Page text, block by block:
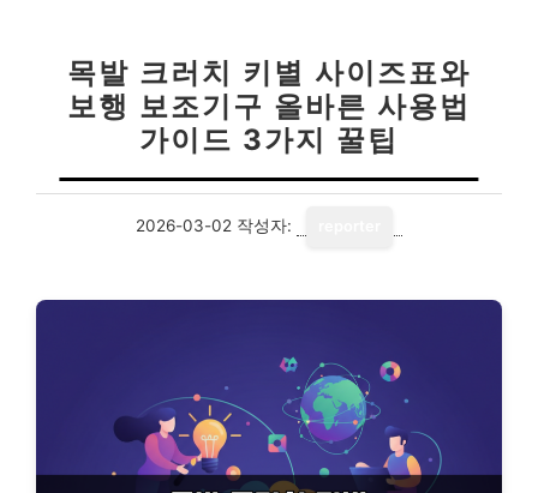
목발 크러치 키별 사이즈표와
보행 보조기구 올바른 사용법
가이드 3가지 꿀팁
2026-03-02 작성자: